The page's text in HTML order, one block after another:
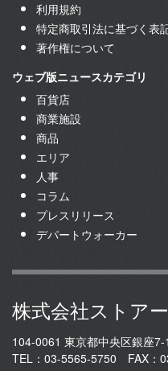
利用規約
特定商取引法に基づく表
著作権について
ウェブ版ニュースカテゴリ
百貨店
商業施設
商品
エリア
人事
コラム
プレスリリース
デパートウォーカー
株式会社ストア
104-0061 東京都中央区銀座7-
TEL：03-5565-5750 FAX：